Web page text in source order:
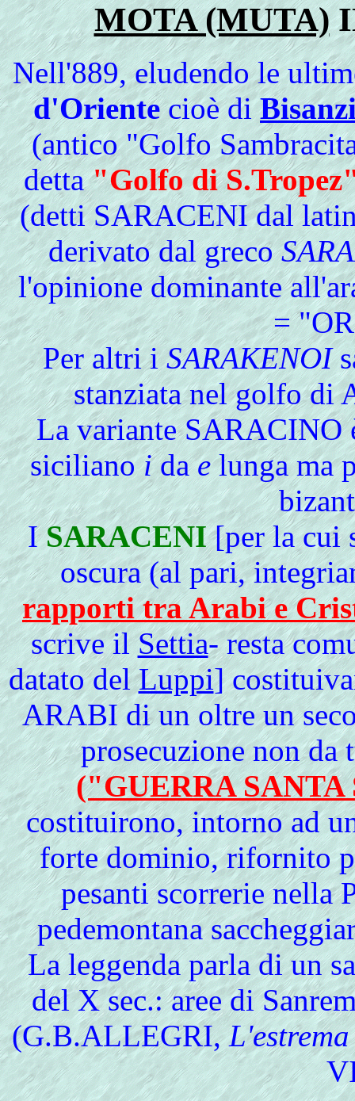
MOTA (MUTA)
Nell'889, eludendo le
d'Orientecioè di
(antico "Golfo
detta"Golfo di
(detti SARACENI dal
derivato dal greco
l'opinione dominante
=
Per altri iSARAKENOI
stanziata nel golfo di
La variante SARACINO
sicilianoidaelunga ma
ISARACENI[per la cui
oscura (al pari,
rapporti tra Arabi e
scrive ilSettia- resta
datato delLuppi]
ARABI di un oltre un
prosecuzione non
("GUERRA
costituirono, intorno ad
forte dominio, rifornito
pesanti scorrerie nella
pedemontana
La leggenda parla di un
del X sec.: aree di
(G.B.ALLEGRI,